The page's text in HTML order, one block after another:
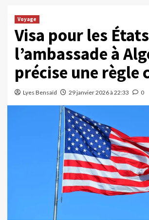
Voyage
Visa pour les
l’ambassade à
précise une règle
Lyes Bensaïd 29 janvier 2026 à 22:33 0